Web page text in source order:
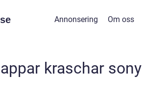
se Annonsering Om oss
appar kraschar sony